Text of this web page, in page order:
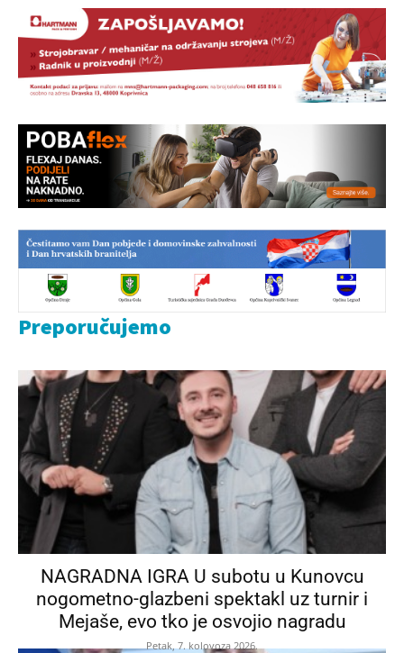
Preporučujemo
NAGRADNA IGRA U subotu u Kunovcu
nogometno-glazbeni spektakl uz turnir i
Mejaše, evo tko je osvojio nagradu
Petak, 7. kolovoza 2026.